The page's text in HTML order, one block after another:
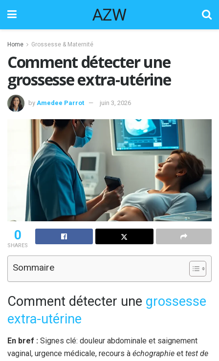
AZW
Home Grossesse & Maternité
Comment détecter une
grossesse extra-utérine
by Amedee Parrot juin 3, 2026
0
SHARES
Sommaire
Comment détecter une grossesse
extra-utérine
En bref : Signes clé: douleur abdominale et saignement
vaginal, urgence médicale, recours à échographie et test de